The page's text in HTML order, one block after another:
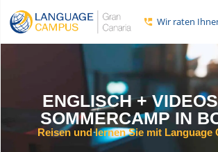
Wir raten
ENGLISCH +
SOMMERCAMP IN
Reisen und lernen Sie mit Language